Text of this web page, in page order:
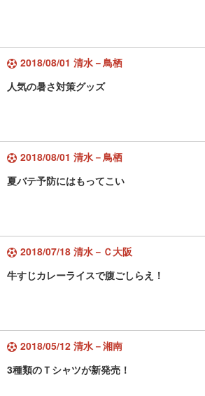
2018/08/01 清水－鳥栖
人気の暑さ対策グッズ
2018/08/01 清水－鳥栖
夏バテ予防にはもってこい
2018/07/18 清水－Ｃ大阪
牛すじカレーライスで腹ごしらえ！
2018/05/12 清水－湘南
3種類のＴシャツが新発売！